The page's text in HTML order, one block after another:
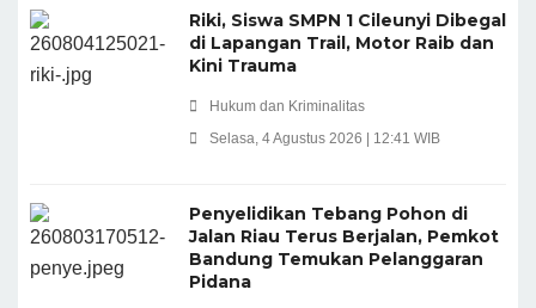
Riki, Siswa SMPN 1 Cileunyi Dibegal
di Lapangan Trail, Motor Raib dan
Kini Trauma
Hukum dan Kriminalitas
Selasa, 4 Agustus 2026 | 12:41 WIB
Penyelidikan Tebang Pohon di
Jalan Riau Terus Berjalan, Pemkot
Bandung Temukan Pelanggaran
Pidana